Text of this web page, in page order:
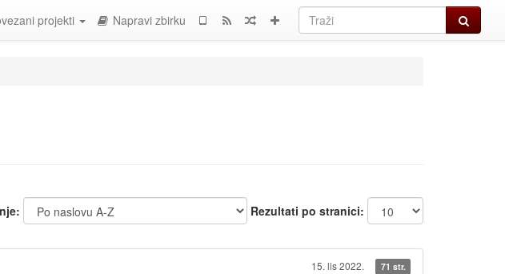
Traži
projekti Napravi zbirku
Rezultati po stranici:
15. lis 2022. 71 str.